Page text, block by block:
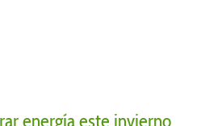
energía este invierno